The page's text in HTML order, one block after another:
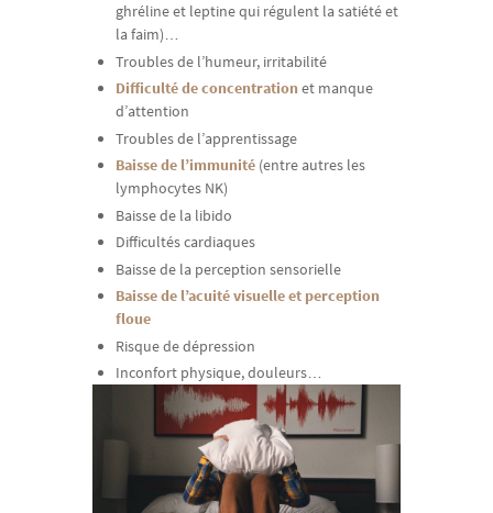
ghréline et leptine qui régulent la satiété et
la faim)…
Troubles de l’humeur, irritabilité
Difficulté de concentrationet manque
d’attention
Troubles de l’apprentissage
Baisse de l’immunité (entre autres les
lymphocytes NK)
Baisse de la libido
Difficultés cardiaques
Baisse de la perception sensorielle
Baisse de l’acuité visuelle et perception
floue
Risque de dépression
Inconfort physique, douleurs…